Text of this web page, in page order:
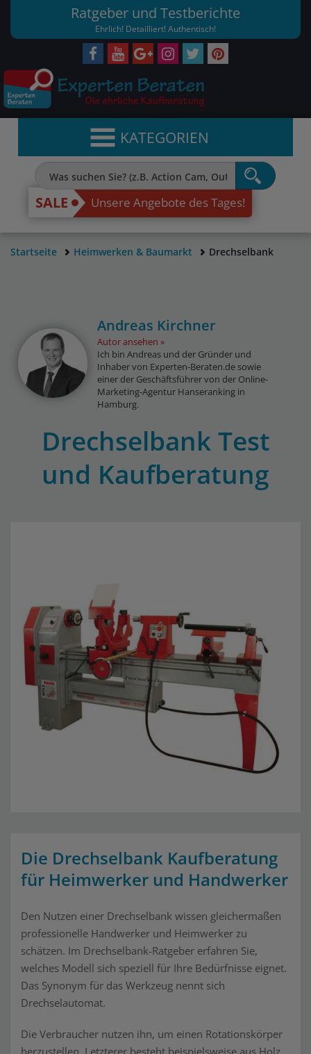
Ratgeber und Testberichte
Ehrlich! Detailliert! Authentisch!
KATEGORIEN
SALE Unsere Angebote des Tages!
Startseite Heimwerken & Baumarkt Drechselbank
Andreas Kirchner
Autor ansehen
Ich bin Andreas und der Gründer und
Inhaber von Experten-Beraten.de sowie
einer der Geschäftsführer von der Online-
Marketing-Agentur Hanseranking in
Hamburg.
Drechselbank Test
und Kaufberatung
Die Drechselbank Kaufberatung
für Heimwerker und Handwerker
Den Nutzen einer Drechselbank wissen gleichermaßen
professionelle Handwerker und Heimwerker zu
schätzen. Im Drechselbank-Ratgeber erfahren Sie,
welches Modell sich speziell für Ihre Bedürfnisse eignet.
Das Synonym für das Werkzeug nennt sich
Drechselautomat.
Die Verbraucher nutzen ihn, um einen Rotationskörper
herzustellen. Letzterer besteht beispielsweise aus Holz,